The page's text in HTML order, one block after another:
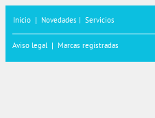
Inicio | Novedades | Servicios
Aviso legal | Marcas registradas